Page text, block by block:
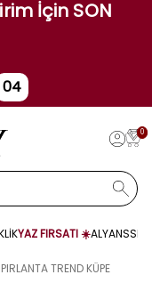
İçin SON
03
0
YAZ FIRSATI ☀️ALYANS
PIRLANTA TREND KÜPE